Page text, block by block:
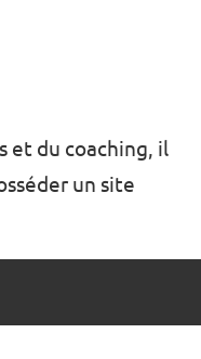
et du coaching, il
un site